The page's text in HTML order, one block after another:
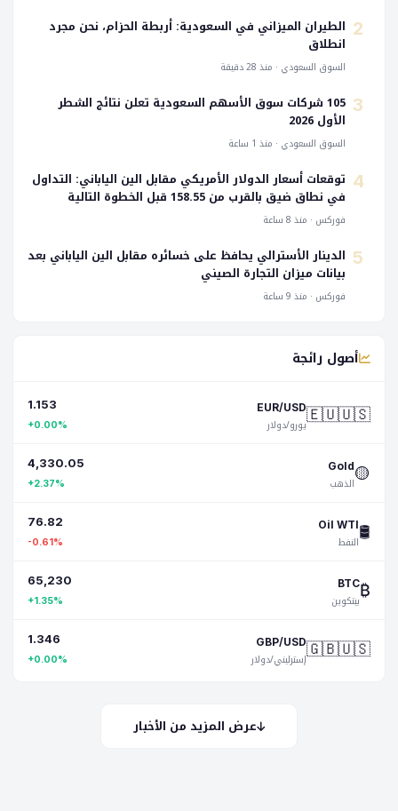
2 الطيران الميزاني في السعودية: أربطة الحزام، نحن مجرد
انطلاق
السوق السعودي · منذ 28 دقيقة
3
105 شركات سوق الأسهم السعودية تعلن نتائج الشطر
الأول 2026
السوق السعودي · منذ 1 ساعة
4 توقعات أسعار الدولار الأمريكي مقابل الين الياباني: التداول
في نطاق ضيق بالقرب من 158.55 قبل الخطوة التالية
فوركس · منذ 8 ساعة
5 الدينار الأسترالي يحافظ على خسائره مقابل الين الياباني بعد
بيانات ميزان التجارة الصيني
فوركس · منذ 9 ساعة
أصول رائجة
🇪🇺🇺🇸
EUR/USD
يورو/دولار
1.153
+0.00%
🟡
Gold
الذهب
4,330.05
+2.37%
🛢️
Oil WTI
النفط
76.82
-0.61%
₿
BTC
بيتكوين
65,230
+1.35%
🇬🇧🇺🇸
GBP/USD
إسترليني/دولار
1.346
+0.00%
عرض المزيد من الأخبار